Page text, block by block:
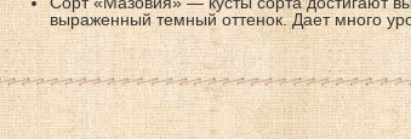
выраженный темный оттенок. Дает много